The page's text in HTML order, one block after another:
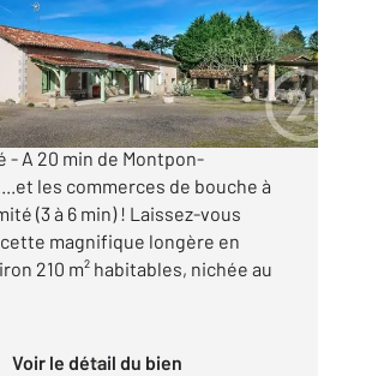
vendre
000 €
Calme, Nature et
A 20 min de Montpon-
les commerces de bouche à
(3 à 6 min) ! Laissez-vous
magnifique longère en
210 m² habitables, nichée au
Voir le détail du bien